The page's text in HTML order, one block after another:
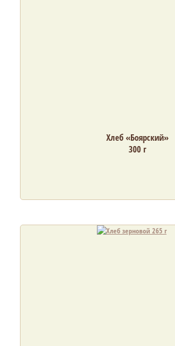
Хлеб «Боярский»
300 г